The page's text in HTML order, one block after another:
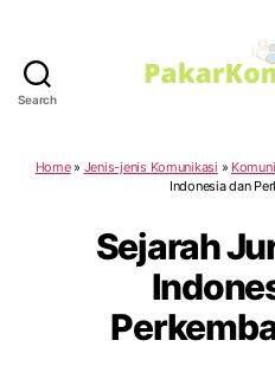
Search
Home» Jenis-jenis Komunikasi »
Indonesia dan
Sejarah